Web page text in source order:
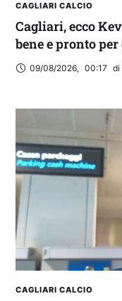
CAGLIARI CALCIO
Cagliari, ecco
bene e pronto per
09/08/2026, 00:17 di
CAGLIARI CALCIO